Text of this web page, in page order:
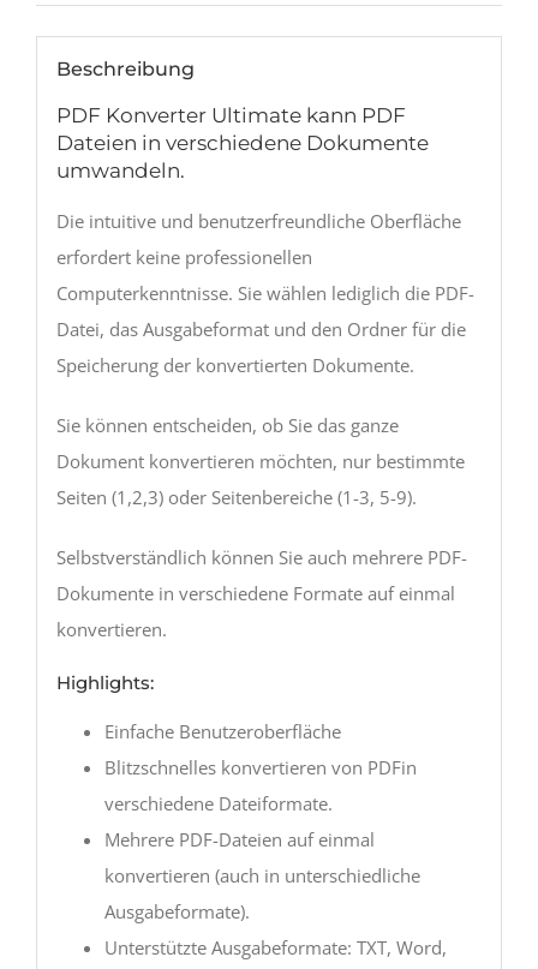
Beschreibung
PDF Konverter Ultimate kann PDF
Dateien in verschiedene Dokumente
umwandeln.
Die intuitive und benutzerfreundliche Oberfläche
erfordert keine professionellen
Computerkenntnisse. Sie wählen lediglich die PDF-
Datei, das Ausgabeformat und den Ordner für die
Speicherung der konvertierten Dokumente.
Sie können entscheiden, ob Sie das ganze
Dokument konvertieren möchten, nur bestimmte
Seiten (1,2,3) oder Seitenbereiche (1-3, 5-9).
Selbstverständlich können Sie auch mehrere PDF-
Dokumente in verschiedene Formate auf einmal
konvertieren.
Highlights:
Einfache Benutzeroberfläche
Blitzschnelles konvertieren von PDFin
verschiedene Dateiformate.
Mehrere PDF-Dateien auf einmal
konvertieren (auch in unterschiedliche
Ausgabeformate).
Unterstützte Ausgabeformate: TXT, Word,